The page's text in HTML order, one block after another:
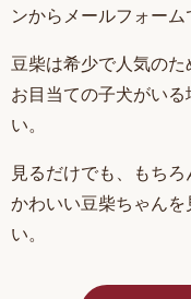
ンからメールフォーム
豆柴は希少で人気のた
お目当ての子犬がい
い。
見るだけでも、もちろ
かわいい豆柴ちゃん
い。